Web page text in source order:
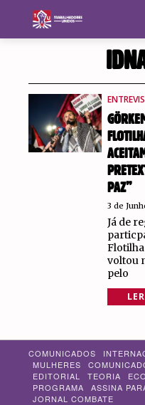
PAZ”
3 de
Já de
voltou
pelo
COMUNICADOS
MULHERES
EDITORIAL
TEORIA
PROGRAMA
ASSINA
JORNAL COMBATE